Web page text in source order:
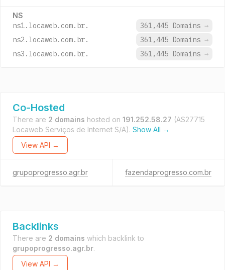
NS
ns1.locaweb.com.br. 361,445 Domains →
ns2.locaweb.com.br.
361,445 Domains →
ns3.locaweb.com.br.
361,445 Domains →
Co-Hosted
There are 2 domains hosted on 191.252.58.27 (AS27715
Locaweb Serviços de Internet S/A). Show All →
View API →
grupoprogresso.agr.br fazendaprogresso.com.br
Backlinks
There are 2 domains which backlink to
grupoprogresso.agr.br.
View API →